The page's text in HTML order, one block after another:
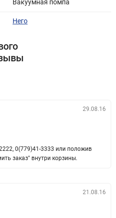
и зоны применения вакуумные
рекомендации:
него изделие необходимо
помпу кипятком или кипятить;
для использования другому
антисептическим
35 градусов в сухом,
Вакуумная помпа
Него
29.08.16
0(779)41-3333 или положив
заказ" внутри корзины.
21.08.16